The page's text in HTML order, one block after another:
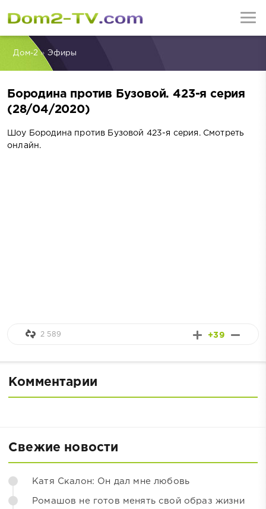
Дом-2» Эфиры
Бородина против Бузовой. 423-я серия
(28/04/2020)
Шоу Бородина против Бузовой 423-я серия. Смотреть
онлайн.
+39
2 589
Комментарии
Свежие новости
Катя Скалон: Он дал мне любовь
Ромашов не готов менять свой образ жизни